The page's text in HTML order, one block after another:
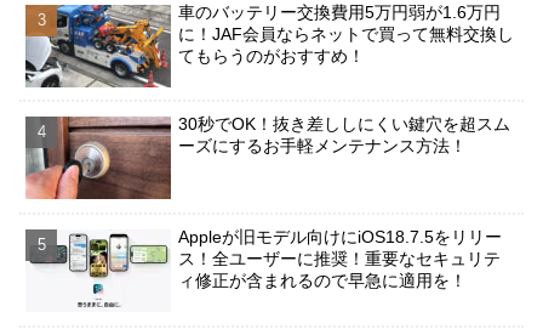
車のバッテリー交換費用5万円弱が1.6万円
に！JAF会員ならネットで買って無料交換し
てもらうのがおすすめ！
30秒でOK！抜き差ししにくい鍵穴を超スム
ーズにするお手軽メンテナンス方法！
Appleが旧モデル向けにiOS18.7.5をリリー
ス！全ユーザーに推奨！重要なセキュリテ
ィ修正が含まれるので早急に適用を！